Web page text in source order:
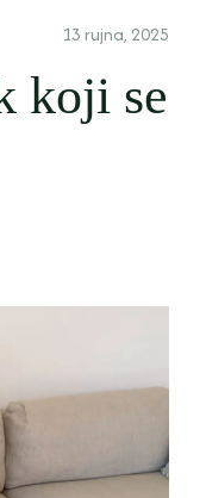
13 rujna, 2025
koji se